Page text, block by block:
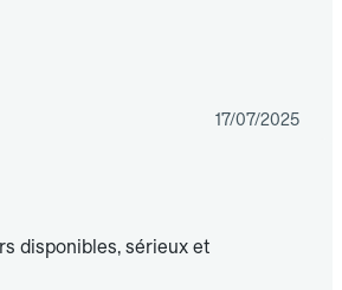
17/07/2025
disponibles, sérieux et